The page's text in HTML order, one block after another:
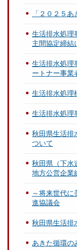
「２０２５
生活排水処理
主間協定締結
生活排水処理
ートナー事業
生活排水処理
生活排水処理
秋田県生活
ついて
秋田県（下水
地方公営企業
～将来世代
進協議会
秋田県生活排
あきた循環の